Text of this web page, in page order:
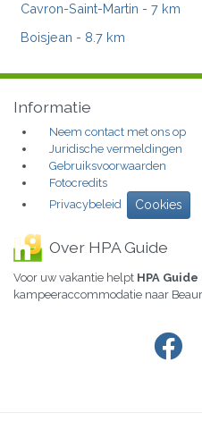
Cavron-Saint-Martin - 7 km
Boisjean - 8.7 km
Informatie
Neem contact met ons op
Juridische vermeldingen
Gebruiksvoorwaarden
Fotocredits
Privacybeleid
Cookies
Over HPA Guide
Voor uw vakantie helpt HPA Guide
kampeeraccommodatie naar